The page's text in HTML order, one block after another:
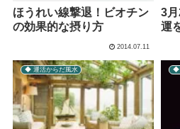
ほうれい線撃退！ビオチン
の効果的な摂り方
2014.07.11
3
運
◆ 運活からだ風水 ◆